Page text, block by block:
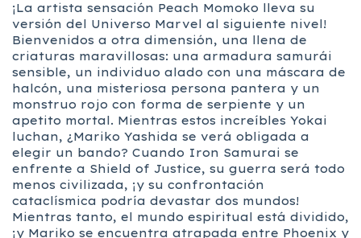
¡La artista sensación Peach Momoko lleva su
versión del Universo Marvel al siguiente nivel!
Bienvenidos a otra dimensión, una llena de
criaturas maravillosas: una armadura samurái
sensible, un individuo alado con una máscara de
halcón, una misteriosa persona pantera y un
monstruo rojo con forma de serpiente y un
apetito mortal. Mientras estos increíbles Yokai
luchan, ¿Mariko Yashida se verá obligada a
elegir un bando? Cuando Iron Samurai se
enfrente a Shield of Justice, su guerra será todo
menos civilizada, ¡y su confrontación
cataclísmica podría devastar dos mundos!
Mientras tanto, el mundo espiritual está dividido,
¡y Mariko se encuentra atrapada entre Phoenix y